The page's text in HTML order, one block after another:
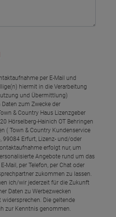
per E-Mail und
hiermit in die Verarbeitung
und Übermittlung)
zum Zwecke der
& Country Haus Lizenzgeber
Hörselberg-Hainich OT Behringen
( Town & Country Kundenservice
99084 Erfurt, Lizenz- und/oder
erfolgt nur, um
Angebote rund um das
Mail, per Telefon, per Chat oder
zukommen zu lassen.
ich/wir jederzeit für die Zukunft
Daten zu Werbezwecken
Die geltende
zur Kenntnis genommen.